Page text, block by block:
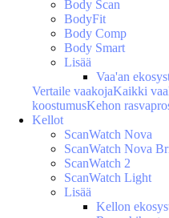
Body Scan
BodyFit
Body Comp
Body Smart
Lisää
Vaa'an
Vertaile vaakojaKaikki
koostumusKehon
Kellot
ScanWatch Nova
ScanWatch Nova
ScanWatch 2
ScanWatch Light
Lisää
Kellon